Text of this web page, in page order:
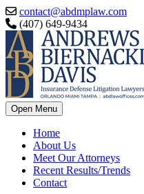
contact@abdmplaw.com
(407) 649-9434
Open Menu
Home
About Us
Meet Our Attorneys
Recent Results/Trends
Contact